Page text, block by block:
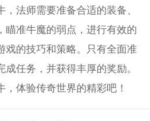
法师需要准备合适的装备、
瞄准牛魔的弱点，进行有效的
戏的技巧和策略。只有全面准
任务，并获得丰厚的奖励。
体验传奇世界的精彩吧！